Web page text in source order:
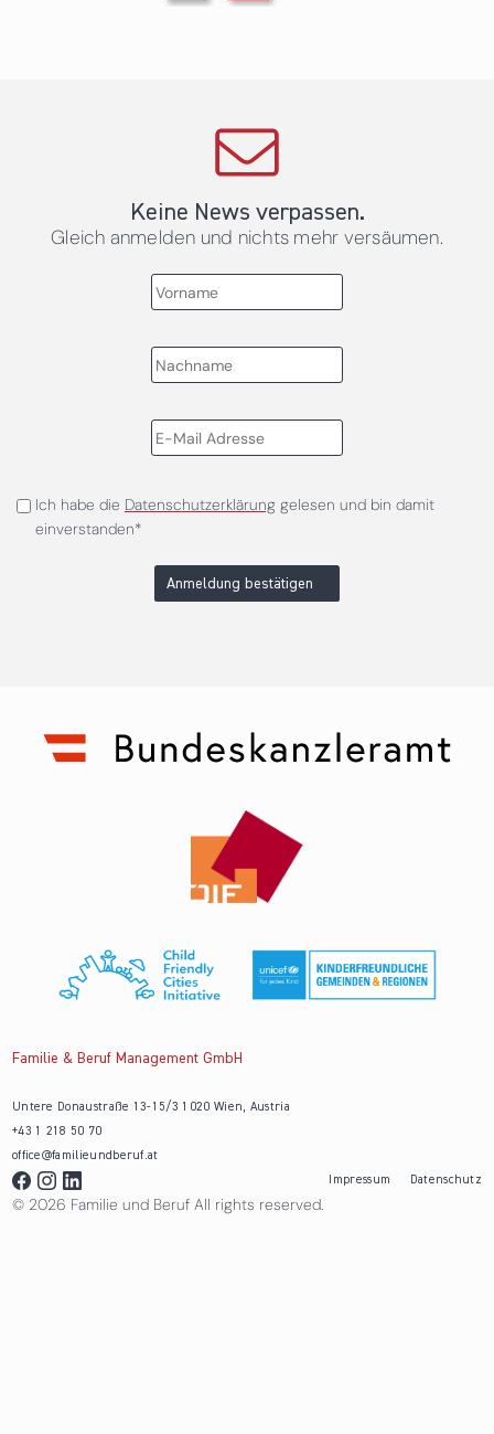
Keine News verpassen.
Gleich anmelden und nichts mehr versäumen.
Ich habe die Datenschutzerklärunggelesen und bin damit
einverstanden*
Anmeldung bestätigen
Familie & Beruf Management GmbH
Untere Donaustraße 13-15/3 1020 Wien, Austria
+43 1 218 50 70
office@familieundberuf.at
Impressum
Datenschutz
© 2026 Familie und Beruf All rights reserved.